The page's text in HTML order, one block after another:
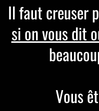
Il faut creuser
si on vous dit
Vous